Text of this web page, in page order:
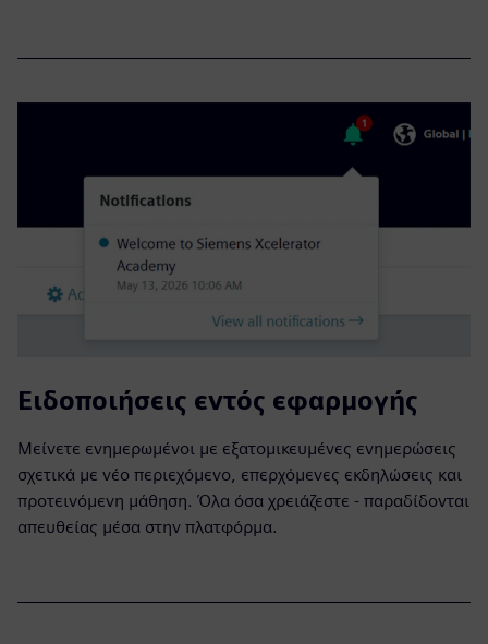
Ειδοποιήσεις εντός εφαρμογής
Μείνετε ενημερωμένοι με εξατομικευμένες ενημερώσεις
σχετικά με νέο περιεχόμενο, επερχόμενες εκδηλώσεις και
προτεινόμενη μάθηση. Όλα όσα χρειάζεστε - παραδίδονται
απευθείας μέσα στην πλατφόρμα.